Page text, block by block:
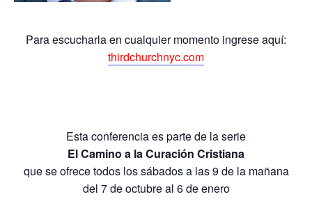
Para escucharla en cualquier momento ingrese aquí:
thirdchurchnyc.com
Esta conferencia es parte de la serie
El Camino a la Curación Cristiana
que se ofrece todos los sábados a las 9 de la mañana
del 7 de octubre al 6 de enero